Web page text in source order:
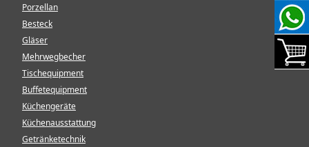
Porzellan
Besteck
Gläser
Mehrwegbecher
Tischequipment
Buffetequipment
Küchengeräte
Küchenausstattung
Getränketechnik